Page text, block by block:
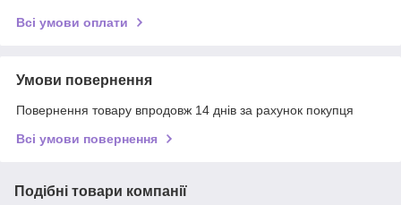
Всі умови оплати
Умови повернення
Повернення товару впродовж 14 днів за рахунок покупця
Всі умови повернення
Подібні товари компанії